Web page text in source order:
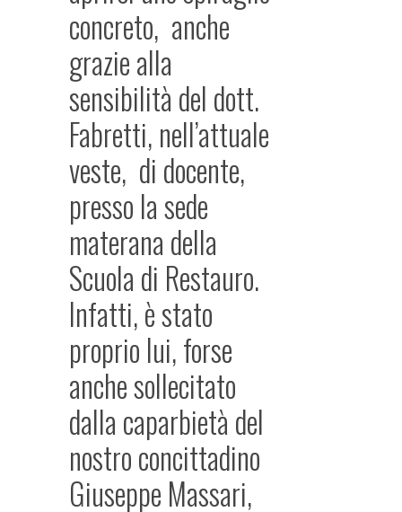
concreto, anche
grazie alla
sensibilità del dott.
Fabretti, nell’attuale
veste, di docente,
presso la sede
materana della
Scuola di Restauro.
Infatti, è stato
proprio lui, forse
anche sollecitato
dalla caparbietà del
nostro concittadino
Giuseppe Massari,